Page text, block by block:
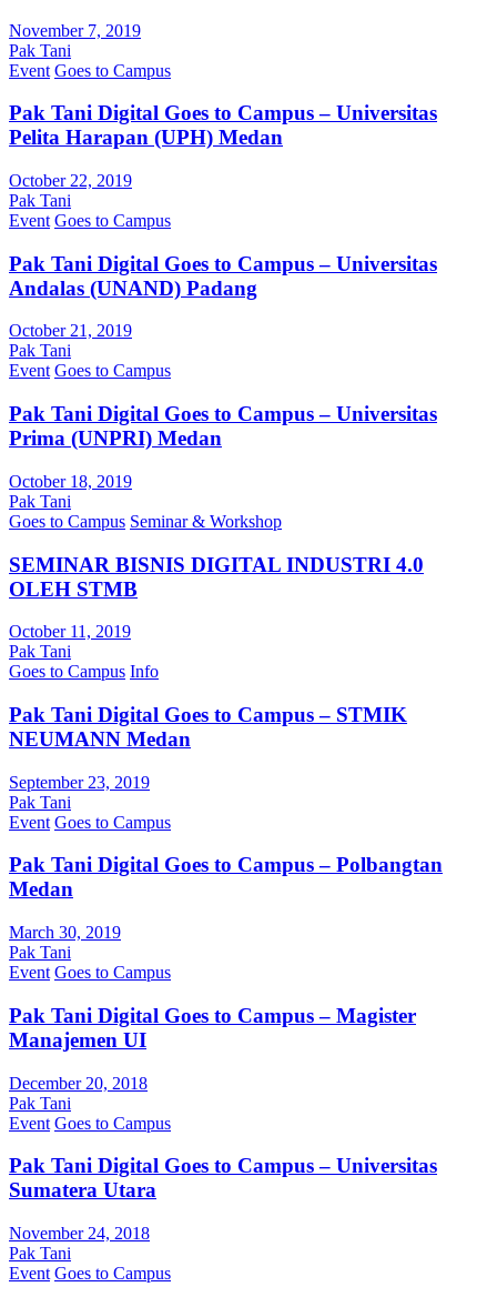
November 7, 2019
Pak Tani
Event Goes to Campus
Pak Tani Digital Goes to Campus – Universitas
Pelita Harapan (UPH) Medan
October 22, 2019
Pak Tani
Event Goes to Campus
Pak Tani Digital Goes to Campus – Universitas
Andalas (UNAND) Padang
October 21, 2019
Pak Tani
Event Goes to Campus
Pak Tani Digital Goes to Campus – Universitas
Prima (UNPRI) Medan
October 18, 2019
Pak Tani
Goes to Campus Seminar & Workshop
SEMINAR BISNIS DIGITAL INDUSTRI 4.0
OLEH STMB
October 11, 2019
Pak Tani
Goes to Campus Info
Pak Tani Digital Goes to Campus – STMIK
NEUMANN Medan
September 23, 2019
Pak Tani
Event Goes to Campus
Pak Tani Digital Goes to Campus – Polbangtan
Medan
March 30, 2019
Pak Tani
Event Goes to Campus
Pak Tani Digital Goes to Campus – Magister
Manajemen UI
December 20, 2018
Pak Tani
Event Goes to Campus
Pak Tani Digital Goes to Campus – Universitas
Sumatera Utara
November 24, 2018
Pak Tani
Event Goes to Campus